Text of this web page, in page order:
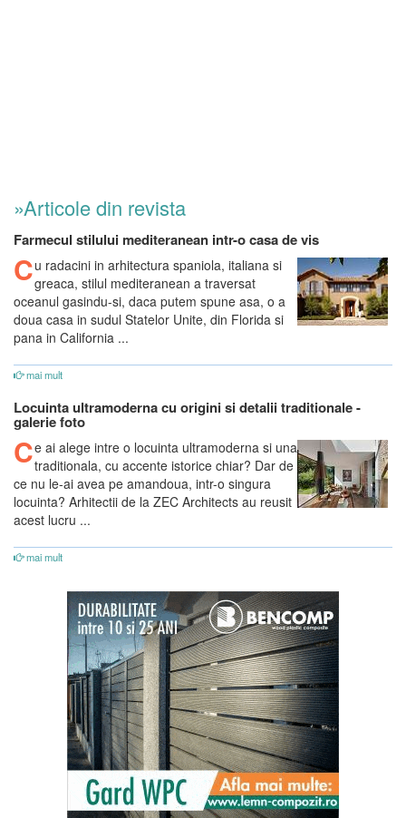
»Articole din revista
Farmecul stilului mediteranean intr-o casa de vis
Cu radacini in arhitectura spaniola, italiana si
greaca, stilul mediteranean a traversat
oceanul gasindu-si, daca putem spune asa, o a
doua casa in sudul Statelor Unite, din Florida si
pana in California ...
mai mult
Locuinta ultramoderna cu origini si detalii traditionale -
galerie foto
Ce ai alege intre o locuinta ultramoderna si una
traditionala, cu accente istorice chiar? Dar de
ce nu le-ai avea pe amandoua, intr-o singura
locuinta? Arhitectii de la ZEC Architects au reusit
acest lucru ...
mai mult